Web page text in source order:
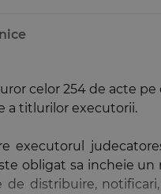
celor 254 de acte
a titlurilor executorii.
executorul
obligat sa incheie
distribuire,